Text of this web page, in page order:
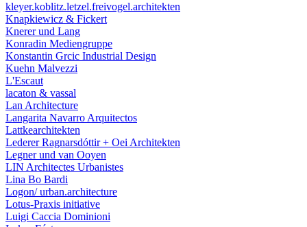
kleyer.koblitz.letzel.freivogel.architekten
Knapkiewicz & Fickert
Knerer und Lang
Konradin Mediengruppe
Konstantin Grcic Industrial Design
Kuehn Malvezzi
L'Escaut
lacaton & vassal
Lan Architecture
Langarita Navarro Arquitectos
Lattkearchitekten
Lederer Ragnarsdóttir + Oei Architekten
Legner und van Ooyen
LIN Architectes Urbanistes
Lina Bo Bardi
Logon/ urban.architecture
Lotus-Praxis initiative
Luigi Caccia Dominioni